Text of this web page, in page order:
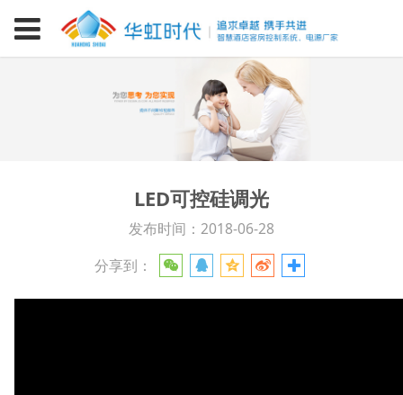
LED可控硅调光
发布时间：2018-06-28
分享到：